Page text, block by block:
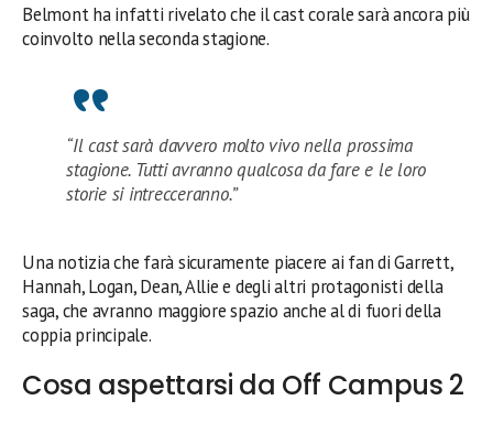
Belmont ha infatti rivelato che il cast corale sarà ancora più
coinvolto nella seconda stagione.
“Il cast sarà davvero molto vivo nella prossima
stagione. Tutti avranno qualcosa da fare e le loro
storie si intrecceranno.”
Una notizia che farà sicuramente piacere ai fan di Garrett,
Hannah, Logan, Dean, Allie e degli altri protagonisti della
saga, che avranno maggiore spazio anche al di fuori della
coppia principale.
Cosa aspettarsi da Off Campus 2